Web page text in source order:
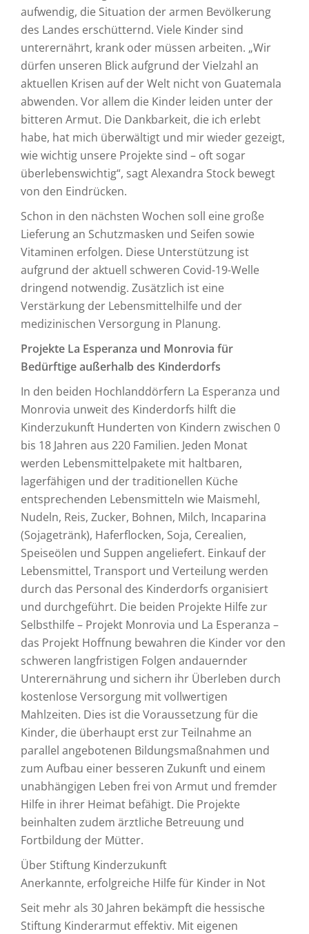
aufwendig, die Situation der armen Bevölkerung
des Landes erschütternd. Viele Kinder sind
unterernährt, krank oder müssen arbeiten. „Wir
dürfen unseren Blick aufgrund der Vielzahl an
aktuellen Krisen auf der Welt nicht von Guatemala
abwenden. Vor allem die Kinder leiden unter der
bitteren Armut. Die Dankbarkeit, die ich erlebt
habe, hat mich überwältigt und mir wieder gezeigt,
wie wichtig unsere Projekte sind – oft sogar
überlebenswichtig“, sagt Alexandra Stock bewegt
von den Eindrücken.
Schon in den nächsten Wochen soll eine große
Lieferung an Schutzmasken und Seifen sowie
Vitaminen erfolgen. Diese Unterstützung ist
aufgrund der aktuell schweren Covid-19-Welle
dringend notwendig. Zusätzlich ist eine
Verstärkung der Lebensmittelhilfe und der
medizinischen Versorgung in Planung.
Projekte La Esperanza und Monrovia für
Bedürftige außerhalb des Kinderdorfs
In den beiden Hochlanddörfern La Esperanza und
Monrovia unweit des Kinderdorfs hilft die
Kinderzukunft Hunderten von Kindern zwischen 0
bis 18 Jahren aus 220 Familien. Jeden Monat
werden Lebensmittelpakete mit haltbaren,
lagerfähigen und der traditionellen Küche
entsprechenden Lebensmitteln wie Maismehl,
Nudeln, Reis, Zucker, Bohnen, Milch, Incaparina
(Sojagetränk), Haferflocken, Soja, Cerealien,
Speiseölen und Suppen angeliefert. Einkauf der
Lebensmittel, Transport und Verteilung werden
durch das Personal des Kinderdorfs organisiert
und durchgeführt. Die beiden Projekte Hilfe zur
Selbsthilfe – Projekt Monrovia und La Esperanza –
das Projekt Hoffnung bewahren die Kinder vor den
schweren langfristigen Folgen andauernder
Unterernährung und sichern ihr Überleben durch
kostenlose Versorgung mit vollwertigen
Mahlzeiten. Dies ist die Voraussetzung für die
Kinder, die überhaupt erst zur Teilnahme an
parallel angebotenen Bildungsmaßnahmen und
zum Aufbau einer besseren Zukunft und einem
unabhängigen Leben frei von Armut und fremder
Hilfe in ihrer Heimat befähigt. Die Projekte
beinhalten zudem ärztliche Betreuung und
Fortbildung der Mütter.
Über Stiftung Kinderzukunft
Anerkannte, erfolgreiche Hilfe für Kinder in Not
Seit mehr als 30 Jahren bekämpft die hessische
Stiftung Kinderarmut effektiv. Mit eigenen